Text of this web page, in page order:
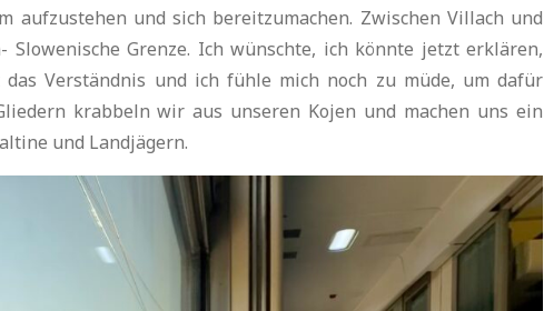
aufzustehen und sich bereitzumachen. Zwischen Villach und
Slowenische Grenze. Ich wünschte, ich könnte jetzt erklären,
Verständnis und ich fühle mich noch zu müde, um dafür
krabbeln wir aus unseren Kojen und machen uns ein
und Landjägern.